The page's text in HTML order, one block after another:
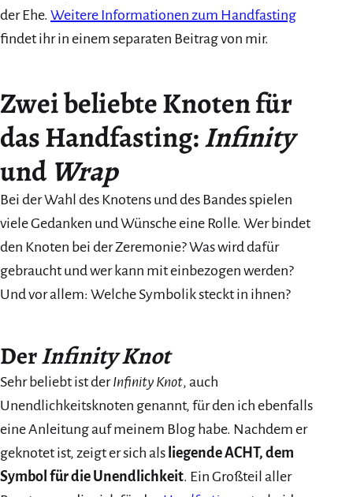
der Ehe. Weitere Informationen zum Handfasting
findet ihr in einem separaten Beitrag von mir.
Zwei beliebte Knoten für
das Handfasting:Infinity
und Wrap
Bei der Wahl des Knotens und des Bandes spielen
viele Gedanken und Wünsche eine Rolle. Wer bindet
den Knoten bei der Zeremonie? Was wird dafür
gebraucht und wer kann mit einbezogen werden?
Und vor allem: Welche Symbolik steckt in ihnen?
DerInfinity Knot
Sehr beliebt ist derInfinity Knot, auch
Unendlichkeitsknoten genannt, für den ich ebenfalls
eine Anleitung auf meinem Blog habe. Nachdem er
geknotet ist, zeigt er sich als liegende ACHT, dem
Symbol für die Unendlichkeit. Ein Großteil aller